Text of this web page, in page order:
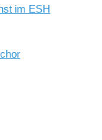
im ESH